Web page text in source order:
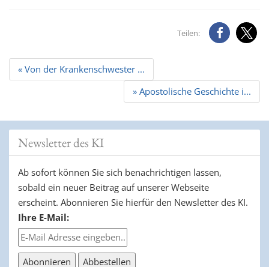
Teilen:
Beitrags
Navigation
« Von der Krankenschwester ...
» Apostolische Geschichte i...
Newsletter des KI
Ab sofort können Sie sich benachrichtigen lassen,
sobald ein neuer Beitrag auf unserer Webseite
erscheint. Abonnieren Sie hierfür den Newsletter des KI.
Ihre E-Mail: